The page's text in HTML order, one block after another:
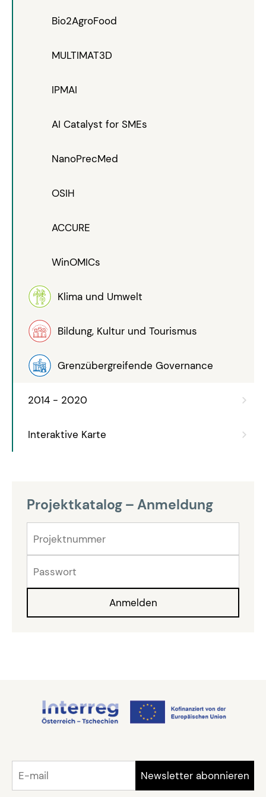
Bio2AgroFood
MULTIMAT3D
IPMAI
AI Catalyst for SMEs
NanoPrecMed
OSIH
ACCURE
WinOMICs
Klima und Umwelt
Bildung, Kultur und Tourismus
Grenzübergreifende Governance
2014 - 2020
Interaktive Karte
Projektkatalog – Anmeldung